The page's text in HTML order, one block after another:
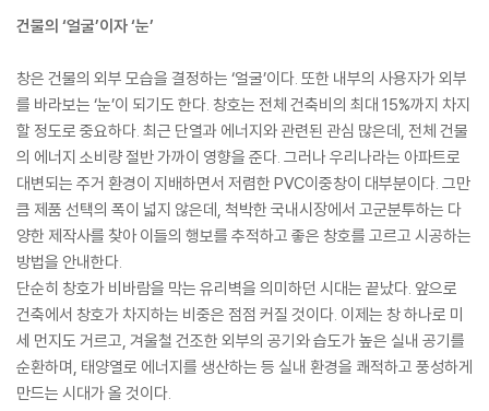
건물의 ‘얼굴’이자 ‘눈’
창은 건물의 외부 모습을 결정하는 ‘얼굴’이다. 또한 내부의 사용자가 외부
를 바라보는 ‘눈’이 되기도 한다. 창호는 전체 건축비의 최대 15%까지 차지
할 정도로 중요하다. 최근 단열과 에너지와 관련된 관심 많은데, 전체 건물
의 에너지 소비량 절반 가까이 영향을 준다. 그러나 우리나라는 아파트로
대변되는 주거 환경이 지배하면서 저렴한 PVC이중창이 대부분이다. 그만
큼 제품 선택의 폭이 넓지 않은데, 척박한 국내시장에서 고군분투하는 다
양한 제작사를 찾아 이들의 행보를 추적하고 좋은 창호를 고르고 시공하는
방법을 안내한다.
단순히 창호가 비바람을 막는 유리벽을 의미하던 시대는 끝났다. 앞으로
건축에서 창호가 차지하는 비중은 점점 커질 것이다. 이제는 창 하나로 미
세 먼지도 거르고, 겨울철 건조한 외부의 공기와 습도가 높은 실내 공기를
순환하며, 태양열로 에너지를 생산하는 등 실내 환경을 쾌적하고 풍성하게
만드는 시대가 올 것이다.